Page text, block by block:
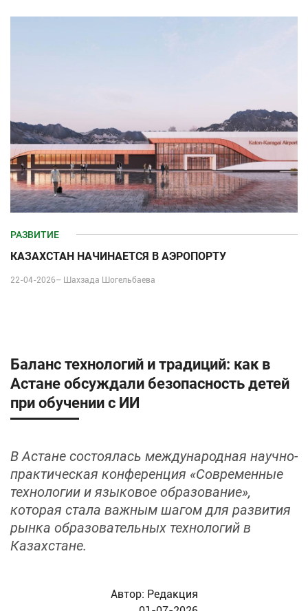
РАЗВИТИЕ
КАЗАХСТАН НАЧИНАЕТСЯ В АЭРОПОРТУ
22-04-2026– Шахзада Шогельбаева
Баланс технологий и традиций: как в
Астане обсуждали безопасность детей
при обучении с ИИ
В Астане состоялась международная научно-
практическая конференция «Современные
технологии и языковое образование»,
которая стала важным шагом для развития
рынка образовательных технологий в
Казахстане.
Автор: Редакция